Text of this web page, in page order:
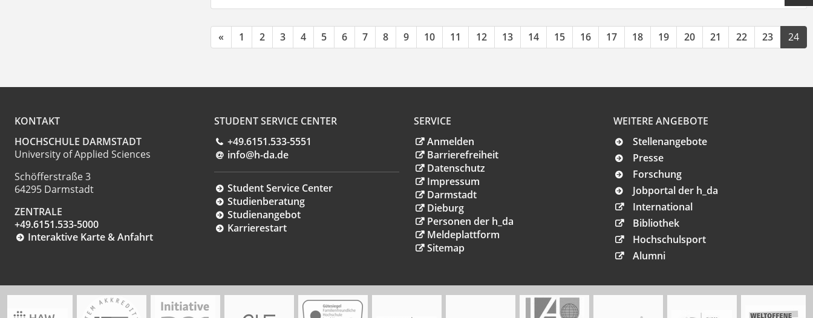
« 1 2 3 4 5 6 7 8 9 10 11 12 13 14 15 16 17 18 19 20 21 22 23 24
KONTAKT
HOCHSCHULE DARMSTADT
University of Applied Sciences
Schöfferstraße 3
64295 Darmstadt
ZENTRALE
+49.6151.533-5000
Interaktive Karte & Anfahrt
STUDENT SERVICE CENTER
+49.6151.533-5551
info@h-da.de
Student Service Center
Studienberatung
Studienangebot
Karrierestart
SERVICE
Anmelden
Barrierefreiheit
Datenschutz
Impressum
Darmstadt
Dieburg
Personen der h_da
Meldeplattform
Sitemap
WEITERE ANGEBOTE
Stellenangebote
Presse
Forschung
Jobportal der h_da
International
Bibliothek
Hochschulsport
Alumni